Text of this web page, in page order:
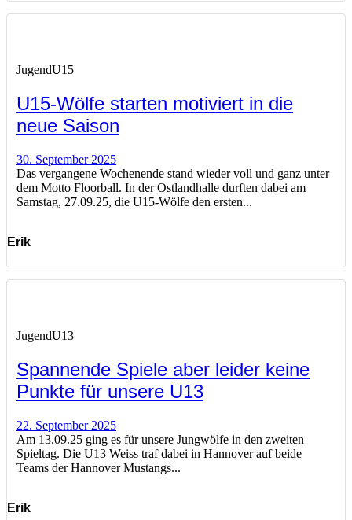
JugendU15
U15-Wölfe starten motiviert in die
neue Saison
30. September 2025
Das vergangene Wochenende stand wieder voll und ganz unter
dem Motto Floorball. In der Ostlandhalle durften dabei am
Samstag, 27.09.25, die U15-Wölfe den ersten...
Erik
JugendU13
Spannende Spiele aber leider keine
Punkte für unsere U13
22. September 2025
Am 13.09.25 ging es für unsere Jungwölfe in den zweiten
Spieltag. Die U13 Weiss traf dabei in Hannover auf beide
Teams der Hannover Mustangs...
Erik